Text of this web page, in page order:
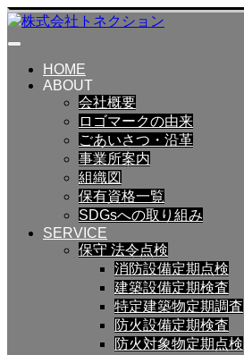
HOME
ABOUT
会社概要
ロゴマークの由来
ごあいさつ・沿革
事業所案内
組織図
保有資格一覧
SDGsへの取り組み
SERVICE
保守 法令点検
消防設備定期点検
建築設備定期検査
特定建築物定期調査
防火設備定期検査
防火対象物定期点検